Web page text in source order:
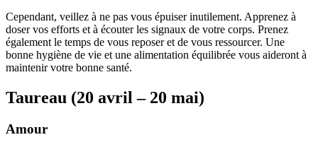
Cependant, veillez à ne pas vous épuiser inutilement. Apprenez à
doser vos efforts et à écouter les signaux de votre corps. Prenez
également le temps de vous reposer et de vous ressourcer. Une
bonne hygiène de vie et une alimentation équilibrée vous aideront à
maintenir votre bonne santé.
Taureau (20 avril – 20 mai)
Amour